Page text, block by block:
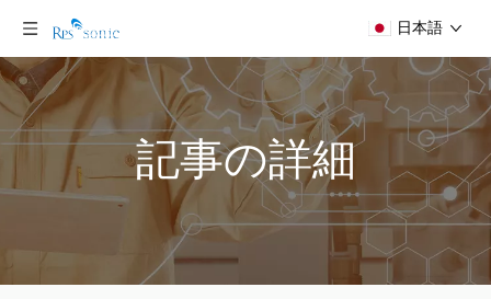
日本語
記事の詳細